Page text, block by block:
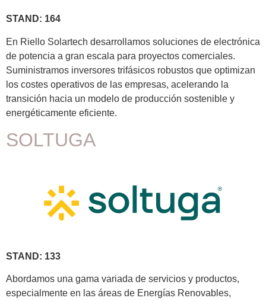
STAND: 164
En Riello Solartech desarrollamos soluciones de electrónica
de potencia a gran escala para proyectos comerciales.
Suministramos inversores trifásicos robustos que optimizan
los costes operativos de las empresas, acelerando la
transición hacia un modelo de producción sostenible y
energéticamente eficiente.
SOLTUGA
STAND: 133
Abordamos una gama variada de servicios y productos,
especialmente en las áreas de Energías Renovables,